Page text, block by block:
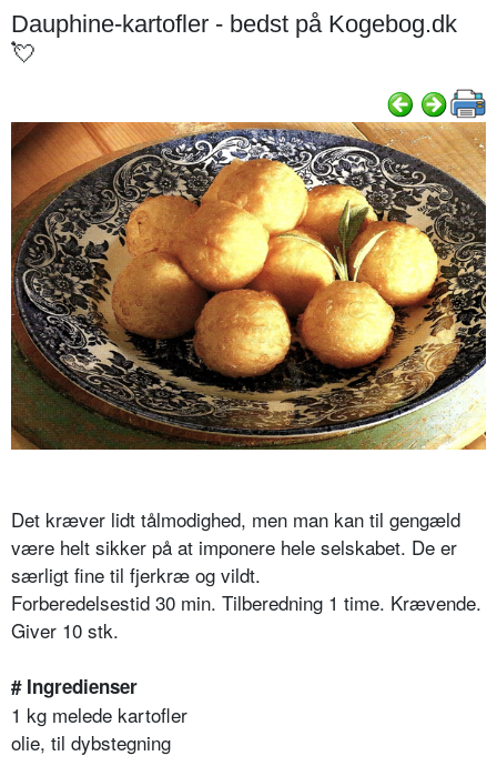
Dauphine-kartofler - bedst på Kogebog.dk
💘
Det kræver lidt tålmodighed, men man kan til gengæld
være helt sikker på at imponere hele selskabet. De er
særligt fine til fjerkræ og vildt.
Forberedelsestid 30 min. Tilberedning 1 time. Krævende.
Giver 10 stk.
# Ingredienser
1 kg melede kartofler
olie, til dybstegning